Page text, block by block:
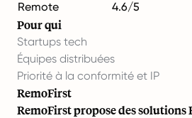
Remote
4.6/5
Pour qui
Startups tech
Équipes distribuées
Priorité à la conformité et IP
RemoFirst
RemoFirst propose des solutions